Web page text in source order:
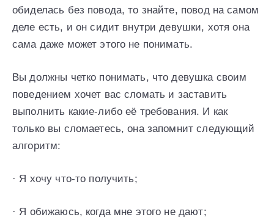
обиделась без повода, то знайте, повод на самом
деле есть, и он сидит внутри девушки, хотя она
сама даже может этого не понимать.
Вы должны четко понимать, что девушка своим
поведением хочет вас сломать и заставить
выполнить какие-либо её требования. И как
только вы сломаетесь, она запомнит следующий
алгоритм:
· Я хочу что-то получить;
· Я обижаюсь, когда мне этого не дают;